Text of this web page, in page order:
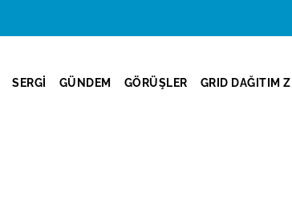
SERGİ GÜNDEM GÖRÜŞLER GRID DAĞITIM